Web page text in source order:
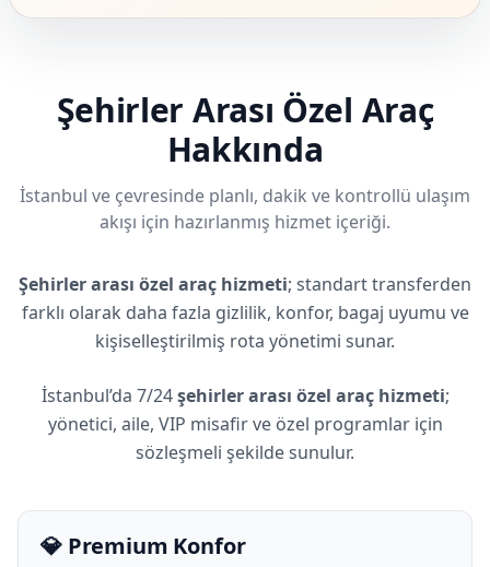
Şehirler Arası Özel Araç
Hakkında
İstanbul ve çevresinde planlı, dakik ve kontrollü ulaşım
akışı için hazırlanmış hizmet içeriği.
Şehirler arası özel araç hizmeti; standart transferden
farklı olarak daha fazla gizlilik, konfor, bagaj uyumu ve
kişiselleştirilmiş rota yönetimi sunar.
İstanbul’da 7/24şehirler arası özel araç hizmeti;
yönetici, aile, VIP misafir ve özel programlar için
sözleşmeli şekilde sunulur.
💎 Premium Konfor